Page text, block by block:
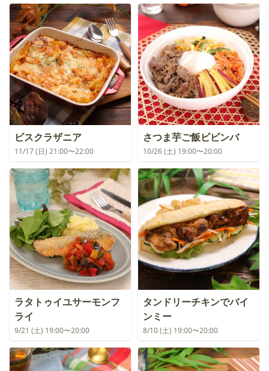
ビスクラザニア
11/17 (日) 21:00〜22:00
さつま芋ご飯ビビンバ
10/26 (土) 19:00〜20:00
ラタトゥイユサーモンフ
ライ
9/21 (土) 19:00〜20:00
タンドリーチキンでバイ
ンミー
8/10 (土) 19:00〜20:00